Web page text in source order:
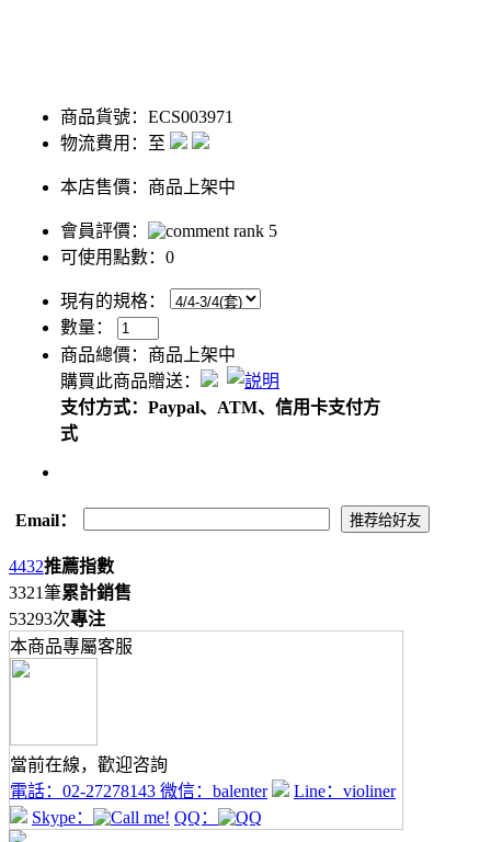
商品貨號：ECS003971
物流費用：至
本店售價： 商品上架中
會員評價：
可使用點數：0
現有的規格：
數量：
商品總價： 商品上架中
購買此商品贈送：
支付方式：Paypal、ATM、信用卡支付方
式
Email：
4432推薦指數
3321筆累計銷售
53293次專注
本商品專屬客服
當前在線，歡迎咨詢
電話： 02-27278143 微信： balenter Line： violiner
Skype：
QQ：